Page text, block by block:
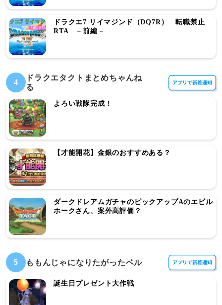
ドラクエ7 リイマジンド（DQ7R） 転職禁止
RTA －前編－
4
ドラクエタクトまとめちゃんね
る
よろい戦隊完成！
【才能開花】金銀のおすすめある？
ダークドレアムガチャのピックアップAのエビル
ホークさん、案外高評価？
5 ももんじゃになりたがったベル
誕生日プレゼント大作戦